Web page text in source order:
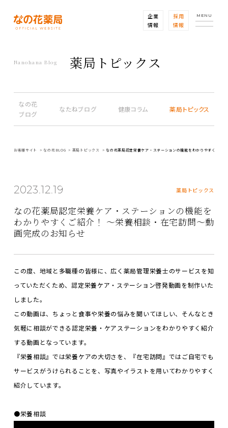
企業
情報
採用
情報
MENU
Nanohana Blog 薬局トピックス
なの花
ブログ
なたねブログ 健康コラム 薬局トピックス
お客様サイト なの花BLOG 薬局トピックス なの花薬局認定栄養ケア・ステーションの機能をわかりやすくご紹
2023.12.19 薬局トピックス
なの花薬局認定栄養ケア・ステーションの機能を
わかりやすくご紹介！ ～栄養相談・在宅訪問～動
画完成のお知らせ
この度、地域と多職種の皆様に、広く薬局管理栄養士のサービスを知
っていただくため、認定栄養ケア・ステーション啓発動画を制作いた
しました。
この動画は、ちょっと食事や栄養の悩みを聞いてほしい、そんなとき
気軽に相談ができる認定栄養・ケアステーションをわかりやすく紹介
する動画となっています。
『栄養相談』では栄養ケアの大切さを、『在宅訪問』ではご自宅でも
サービスがうけられることを、写真やイラストを用いてわかりやすく
紹介しています。
●栄養相談